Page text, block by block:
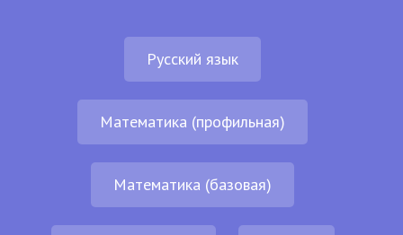
Русский язык
Математика (профильная)
Математика (базовая)